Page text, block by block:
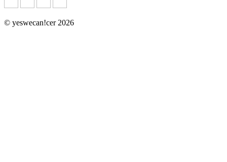
© yeswecan!cer 2026